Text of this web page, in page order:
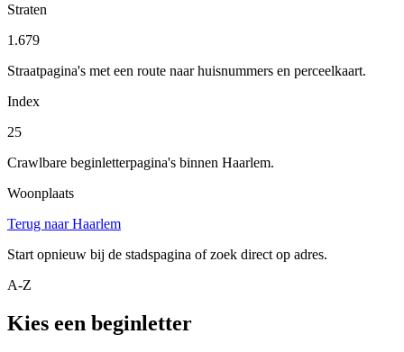
Straten
1.679
Straatpagina's met een route naar huisnummers en perceelkaart.
Index
25
Crawlbare beginletterpagina's binnen Haarlem.
Woonplaats
Terug naar Haarlem
Start opnieuw bij de stadspagina of zoek direct op adres.
A-Z
Kies een beginletter